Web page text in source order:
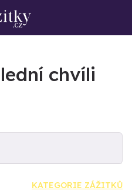
chvíli
KATEGORIE ZÁŽITKŮ